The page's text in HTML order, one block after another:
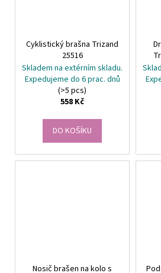
Cyklistický brašna Trizand
25516
Skladem na extérním skladu.
Expedujeme do 6 prac. dnů
(>5 pcs)
558 Kč
DO KOŠÍKU
Nosič brašen na kolo s